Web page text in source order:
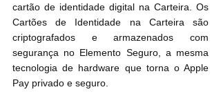
cartão de identidade digital na Carteira. Os
Cartões de Identidade na Carteira são
criptografados e armazenados com
segurança no Elemento Seguro, a mesma
tecnologia de hardware que torna o Apple
Pay privado e seguro.